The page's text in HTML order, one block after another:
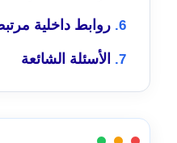
روابط داخلية
الأسئلة الشائعة